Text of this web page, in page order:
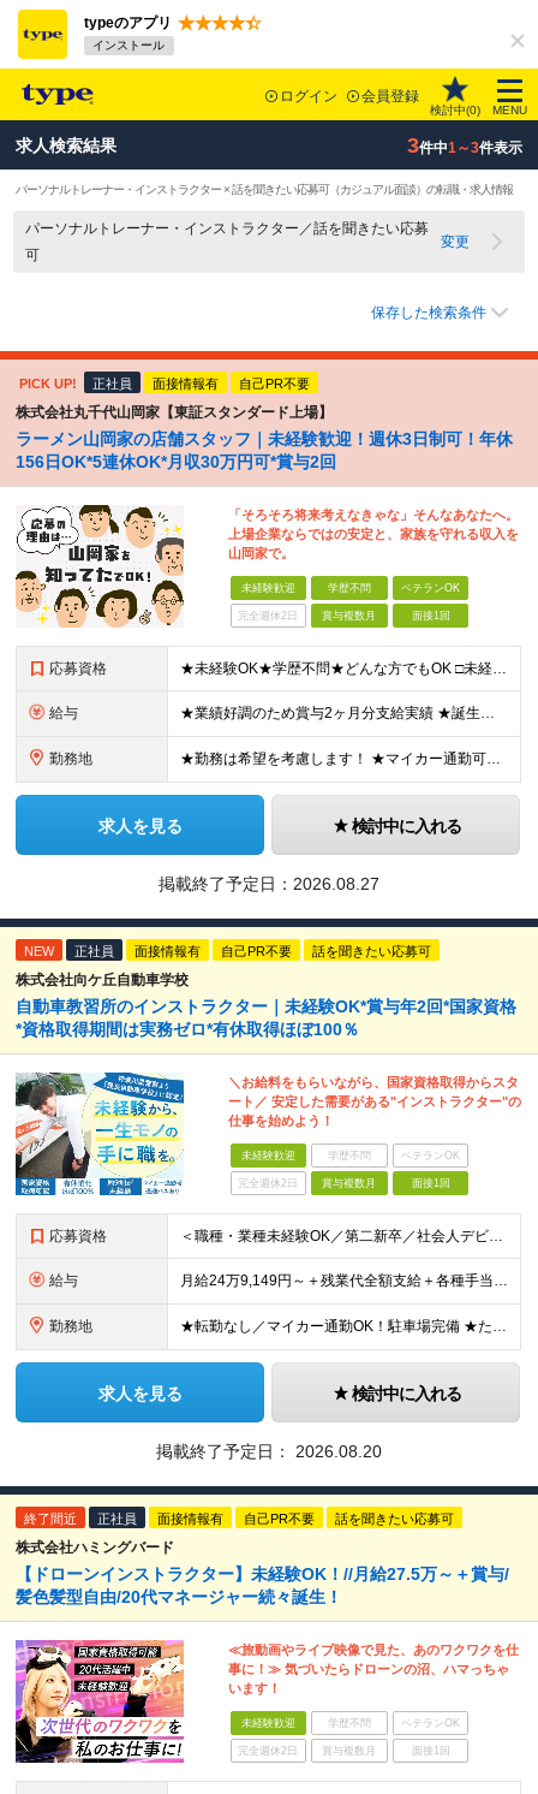
typeのアプリ
インストール
ログイン 会員登録
検討中(0) MENU
求人検索結果 3件中1～3件表示
パーソナルトレーナー・インストラクター × 話を聞きたい応募可（カジュアル面談）の転職・求人情報
パーソナルトレーナー・インストラクター／話を聞きたい応募
可
変更
保存した検索条件
PICK UP! 正社員 面接情報有 自己PR不要
株式会社丸千代山岡家【東証スタンダード上場】
ラーメン山岡家の店舗スタッフ｜未経験歓迎！週休3日制可！年休
156日OK*5連休OK*月収30万円可*賞与2回
「そろそろ将来考えなきゃな」そんなあなたへ。
上場企業ならではの安定と、家族を守れる収入を
山岡家で。
未経験歓迎 学歴不問 ベテランOK
完全週休2日 賞与複数月 面接1回
応募資格 ★未経験OK★学歴不問★どんな方でもOK □未経験・第二新卒・フリーター □ブランクがある方 □転職回数が気になる方 □飲食業界にチャレンジしたい方 「やってみたい」という気持ちがあれば、皆さん大
給与 ★業績好調のため賞与2ヶ月分支給実績 ★誕生日手当など手当充実 ★年2回昇給チャンス有＆入社1年で店長昇格可 ★残業代全額支給（1分単位で支給） 【週休3日制の場合】 月給25万8,960円以上（固
勤務地 ★勤務は希望を考慮します！ ★マイカー通勤可（駐車場完備） ★全国の各店舗で募集中！続々出店予定！ ～国内300店舗、47都道府県への展開を目標に出店中！～ ▼積極採用地域▼ ・中部（富山、石川、
求人を見る 検討中に入れる
掲載終了予定日： 2026.08.27
NEW 正社員 面接情報有 自己PR不要 話を聞きたい応募可
株式会社向ケ丘自動車学校
自動車教習所のインストラクター｜未経験OK*賞与年2回*国家資格
*資格取得期間は実務ゼロ*有休取得ほぼ100％
＼お給料をもらいながら、国家資格取得からスタ
ート／ 安定した需要がある"インストラクター"の
仕事を始めよう！
未経験歓迎 学歴不問 ベテランOK
完全週休2日 賞与複数月 面接1回
応募資格 ＜職種・業種未経験OK／第二新卒／社会人デビューも歓迎＞ ★高卒以上 ★普通自動車運転免許をお持ちの方（AT限定可） ━━━━━━━━━━━━━━━━━━━ ★運転が上手である必要はありません！★
給与 月給24万9,149円～＋残業代全額支給＋各種手当＋賞与年2回 ＼ 頑張りが収入に反映されます！ ／ ★四輪の指導→二輪の指導など、指導の幅が広がると給与UP！ ★年間表彰制度あり！教習生の合格率が
勤務地 ★転勤なし／マイカー通勤OK！駐車場完備 ★たまプラーザ／新百合ヶ丘／登戸などから送迎バスも出ています！ 【向ケ丘自動車学校】 神奈川県川崎市宮前区菅生4-6-1 ※(変更の範囲)勤務地に変更なし
求人を見る 検討中に入れる
掲載終了予定日： 2026.08.20
終了間近 正社員 面接情報有 自己PR不要 話を聞きたい応募可
株式会社ハミングバード
【ドローンインストラクター】未経験OK！//月給27.5万～＋賞与/
髪色髪型自由/20代マネージャー続々誕生！
≪旅動画やライブ映像で見た、あのワクワクを仕
事に！≫ 気づいたらドローンの沼、ハマっちゃ
います！
未経験歓迎 学歴不問 ベテランOK
完全週休2日 賞与複数月 面接1回